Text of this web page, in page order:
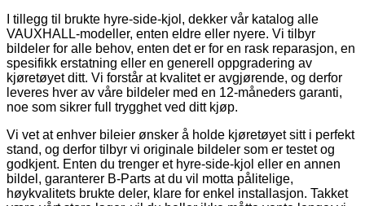
I tillegg til brukte hyre-side-kjol, dekker vår katalog alle
VAUXHALL-modeller, enten eldre eller nyere. Vi tilbyr
bildeler for alle behov, enten det er for en rask reparasjon, en
spesifikk erstatning eller en generell oppgradering av
kjøretøyet ditt. Vi forstår at kvalitet er avgjørende, og derfor
leveres hver av våre bildeler med en 12-måneders garanti,
noe som sikrer full trygghet ved ditt kjøp.
Vi vet at enhver bileier ønsker å holde kjøretøyet sitt i perfekt
stand, og derfor tilbyr vi originale bildeler som er testet og
godkjent. Enten du trenger et hyre-side-kjol eller en annen
bildel, garanterer B-Parts at du vil motta pålitelige,
høykvalitets brukte deler, klare for enkel installasjon. Takket